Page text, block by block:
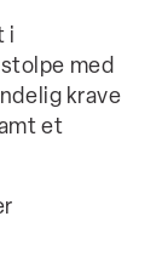
i
med
krave
et